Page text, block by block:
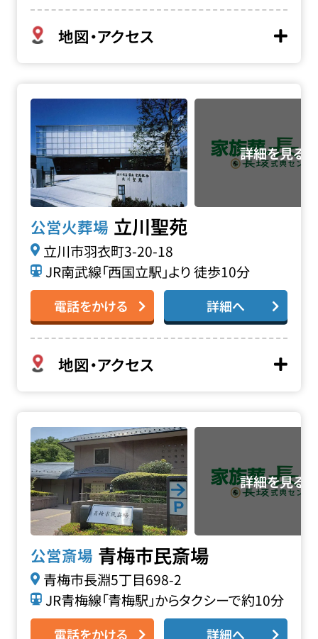
地図・アクセス
公営火葬場 立川聖苑
立川市羽衣町3-20-18
JR南武線「西国立駅」より 徒歩10分
電話をかける 詳細へ
地図・アクセス
公営斎場 青梅市民斎場
青梅市長淵5丁目698-2
JR青梅線「青梅駅」からタクシーで約10分
電話をかける 詳細へ
青梅市民斎場の詳細へ